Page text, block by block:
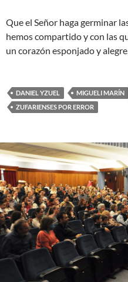
Que el Señor haga germinar
hemos compartido y con las
un corazón esponjado y alegre.
DANIEL YZUEL MIGUELI MARÍN
ZUFARIENSES POR ERROR